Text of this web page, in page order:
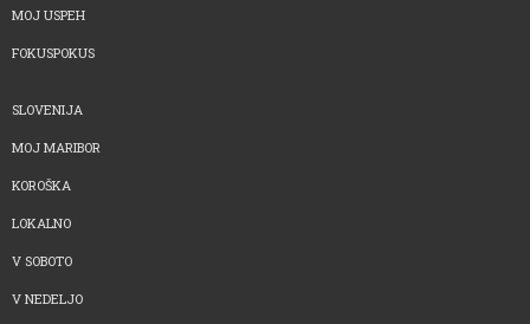
MOJ USPEH
FOKUSPOKUS
SLOVENIJA
MOJ MARIBOR
KOROŠKA
LOKALNO
V SOBOTO
V NEDELJO